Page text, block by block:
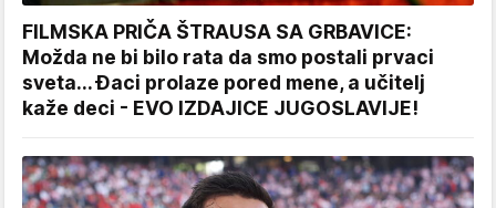
FILMSKA PRIČA ŠTRAUSA SA GRBAVICE:
Možda ne bi bilo rata da smo postali prvaci
sveta... Đaci prolaze pored mene, a učitelj
kaže deci - EVO IZDAJICE JUGOSLAVIJE!